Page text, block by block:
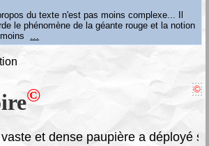
du texte n'est pas moins complexe... Il
le phénomène de la géante rouge et la notion
…
©
©
et dense paupière a déployé